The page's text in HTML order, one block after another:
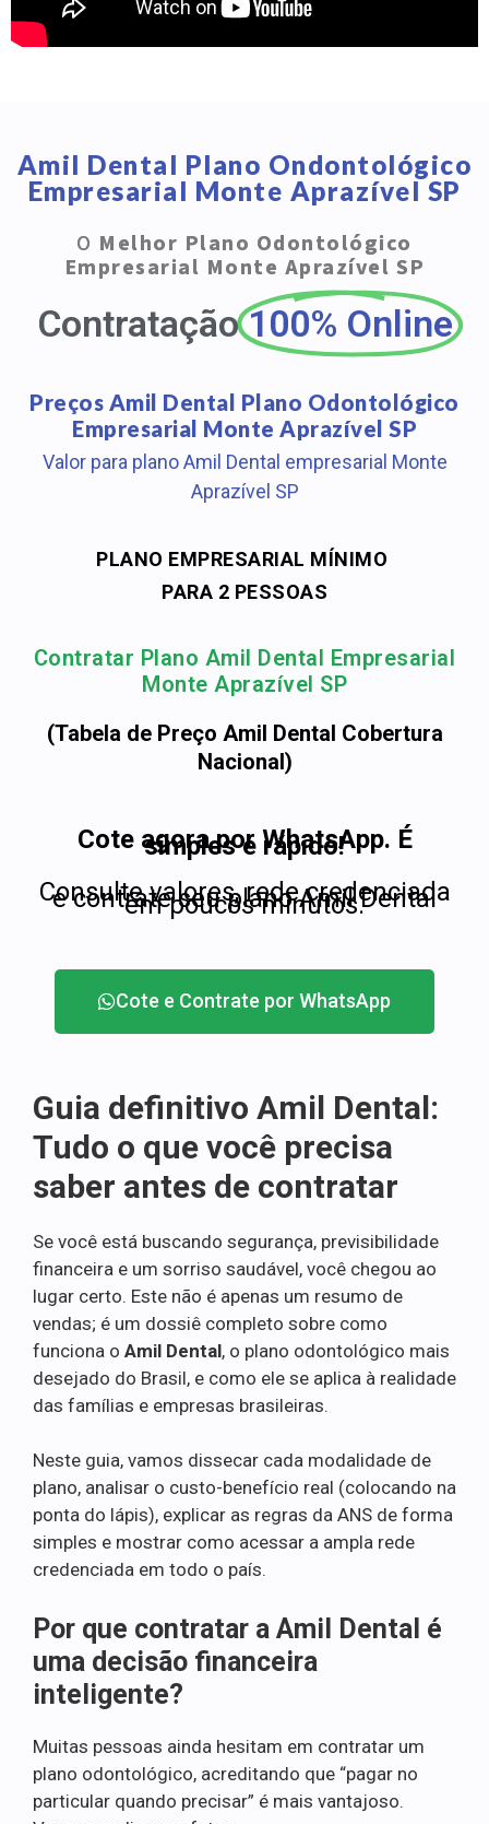
Amil Dental Plano Ondontológico
Empresarial Monte Aprazível SP
O Melhor Plano Odontológico
Empresarial Monte Aprazível SP
Contratação 100% Online
Preços Amil Dental Plano Odontológico
Empresarial Monte Aprazível SP
Valor para plano Amil Dental empresarial Monte
Aprazível SP
PLANO EMPRESARIAL MÍNIMO
PARA 2 PESSOAS
Contratar Plano Amil Dental Empresarial
Monte Aprazível SP
(Tabela de Preço Amil Dental Cobertura
Nacional)
Cote agora por WhatsApp. É
simples e rápido!
Consulte valores, rede credenciada
e contrate seu plano Amil Dental
em poucos minutos.
Cote e Contrate por WhatsApp
Guia definitivo Amil Dental:
Tudo o que você precisa
saber antes de contratar
Se você está buscando segurança, previsibilidade
financeira e um sorriso saudável, você chegou ao
lugar certo. Este não é apenas um resumo de
vendas; é um dossiê completo sobre como
funciona o Amil Dental, o plano odontológico mais
desejado do Brasil, e como ele se aplica à realidade
das famílias e empresas brasileiras.
Neste guia, vamos dissecar cada modalidade de
plano, analisar o custo-benefício real (colocando na
ponta do lápis), explicar as regras da ANS de forma
simples e mostrar como acessar a ampla rede
credenciada em todo o país.
Por que contratar a Amil Dental é
uma decisão financeira
inteligente?
Muitas pessoas ainda hesitam em contratar um
plano odontológico, acreditando que “pagar no
particular quando precisar” é mais vantajoso.